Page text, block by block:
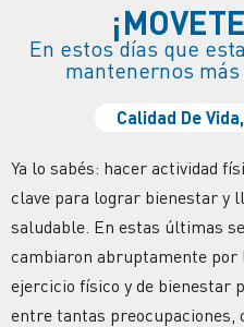
En estos días que
mantenernos
Calidad De Vida,
Ya lo sabés: hacer actividad
clave para lograr bienestar y
saludable. En estas últimas
cambiaron abruptamente por
ejercicio físico y de bienestar
entre tantas preocupaciones,